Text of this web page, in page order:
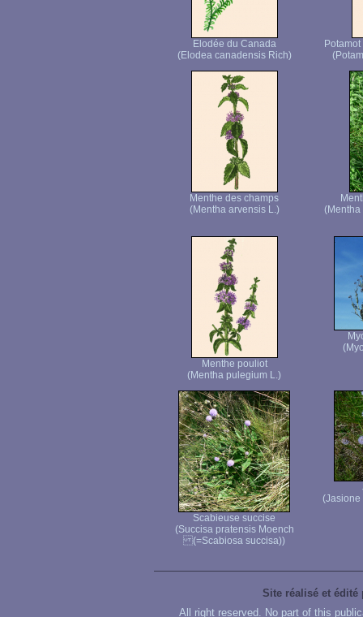
Elodée du Canada
(Elodea canadensis Rich)
Menthe des champs
(Mentha arvensis L.)
Menthe pouliot
(Mentha pulegium L.)
Scabieuse succise
(Succisa pratensis Moench
(=Scabiosa succisa))
Site réalisé et édité
All right reserved. No part of this